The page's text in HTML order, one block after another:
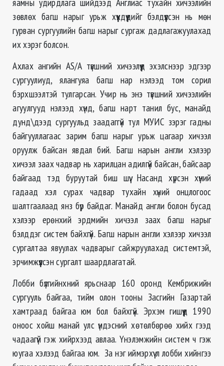
зөвлөх багш нарыг урьж хүүхдүүдийг бэлдүүлсэн нь мөн
гурван сургуулийн багш нарыг сургаж дадлагажуулахад
их хэрэг болсон.
Ахлах ангийн AS/A түвшний хичээлүүд эхэлснээр эдгээр
сургуулиуд, ялангуяа багш нар нэлээд том сорил
бэрхшээлтэй тулгарсан. Учир нь энэ түвшний хичээлийн
агуулгууд нэлээд хүнд, багш нарт танил бус, манайд
дунд\дээд сургуульд заадаггүй тул МУИС зэрэг гадны
байгууллагаас зарим багш нарыг урьж цагаар хичээл
оруулж байсан явдал бий. Багш нарын англи хэлээр
хичээл заах чадвар нь харилцан адилгүй байсан, байсаар
байгаад тэд буруутай биш шүү. Насанд хүрсэн хүний
гадаад хэл сурах чадвар тухайн хүний онцлогоос
шалтгаалаад янз бүр байдаг. Манайд англи болон бусад
хэлээр ерөнхий эрдмийн хичээл заах багш нарыг
бэлддэг систем байхгүй. Багш нарын англи хэлээр хичээл
сургалтаа явуулах чадварыг сайжруулахад системтэй,
эрчимжүүлсэн сургалт шаардлагатай.
Лобби бүлгийнхний ярьснаар 160 оронд Кембрижийн
сургууль байгаа, тийм олон тооны Засгийн Газартай
хамтраад байгаа юм бол байхгүй. Эрхэм гишүүд 1990
оноос хойш манай улс үндэсний хөтөлбөрөө хийх гээд
чадаагүй гэж хийрхээд авлаа. Үнэлэмжийн систем ч гэж
юугаа хэлээд байгаа юм. За нэг иймэрхүү л лобби хийнгээ